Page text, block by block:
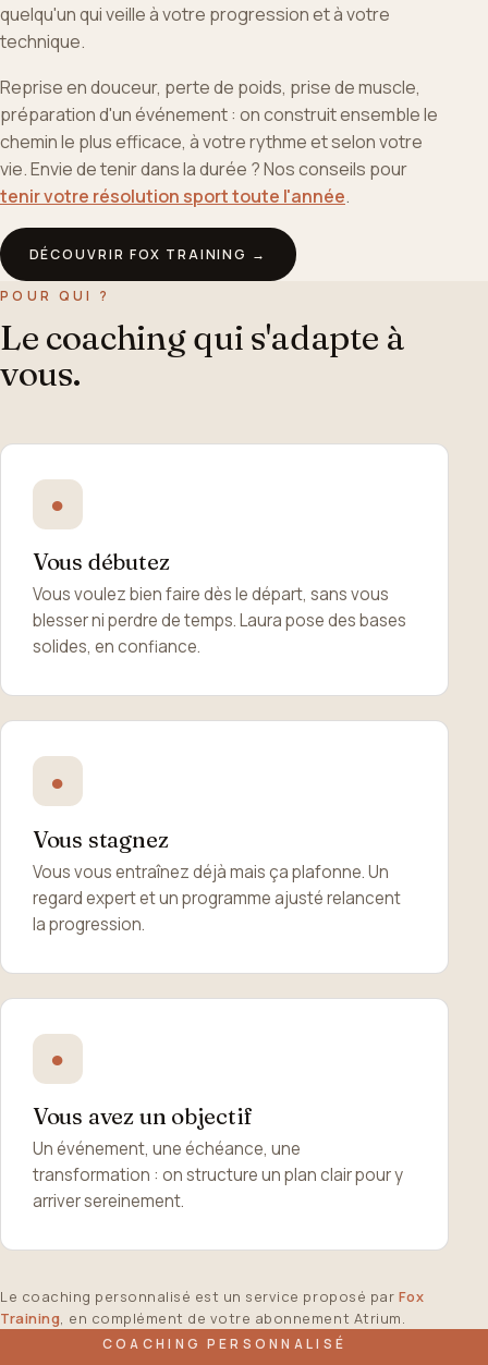
quelqu'un qui veille à votre progression et à votre
technique.
Reprise en douceur, perte de poids, prise de muscle,
préparation d'un événement : on construit ensemble le
chemin le plus efficace, à votre rythme et selon votre
vie. Envie de tenir dans la durée ? Nos conseils pour
tenir votre résolution sport toute l'année.
DÉCOUVRIR FOX TRAINING →
POUR QUI ?
Le coaching qui s'adapte à
vous.
●
Vous débutez
Vous voulez bien faire dès le départ, sans vous
blesser ni perdre de temps. Laura pose des bases
solides, en confiance.
●
Vous stagnez
Vous vous entraînez déjà mais ça plafonne. Un
regard expert et un programme ajusté relancent
la progression.
●
Vous avez un objectif
Un événement, une échéance, une
transformation : on structure un plan clair pour y
arriver sereinement.
Le coaching personnalisé est un service proposé par Fox
Training, en complément de votre abonnement Atrium.
COACHING PERSONNALISÉ